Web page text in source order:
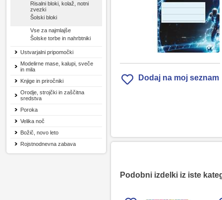
Risalni bloki, kolaž, notni
zvezki
Šolski bloki
Vse za najmlajše
Šolske torbe in nahrbtniki
Ustvarjalni pripomočki
Modelirne mase, kalupi, sveče
in mila
Knjige in priročniki
Orodje, strojčki in zaščitna
sredstva
Poroka
Velika noč
Božič, novo leto
Rojstnodnevna zabava
Dodaj na moj seznam
Podobni izdelki iz iste